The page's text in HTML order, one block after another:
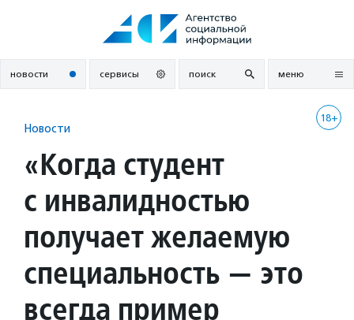
новости сервисы поиск меню
18+
Новости
«Когда студент
с инвалидностью
получает желаемую
специальность — это
всегда пример